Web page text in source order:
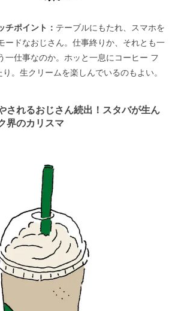
チポイント： テーブルにもたれ、 スマホを
ードなおじさん。仕事終りか、それとも一
一仕事なのか。ホッと一息にコーヒー フ
。 生クリームを楽しんでいるのもよい。
されるおじさん続出！スタバが生ん
界のカリスマ